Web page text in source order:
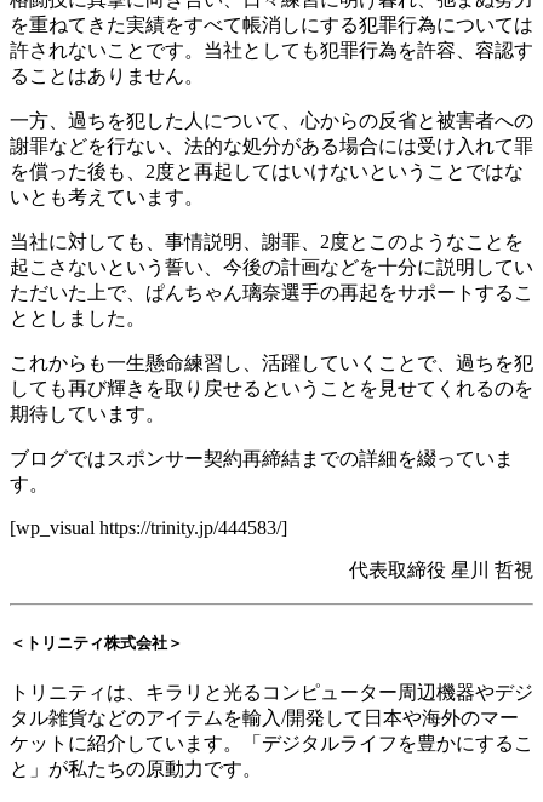
を重ねてきた実績をすべて帳消しにする犯罪行為については
許されないことです。当社としても犯罪行為を許容、容認す
ることはありません。
一方、過ちを犯した人について、心からの反省と被害者への
謝罪などを行ない、法的な処分がある場合には受け入れて罪
を償った後も、2度と再起してはいけないということではな
いとも考えています。
当社に対しても、事情説明、謝罪、2度とこのようなことを
起こさないという誓い、今後の計画などを十分に説明してい
ただいた上で、ぱんちゃん璃奈選手の再起をサポートするこ
ととしました。
これからも一生懸命練習し、活躍していくことで、過ちを犯
しても再び輝きを取り戻せるということを見せてくれるのを
期待しています。
ブログではスポンサー契約再締結までの詳細を綴っていま
す。
[wp_visual https://trinity.jp/444583/]
代表取締役 星川 哲視
＜トリニティ株式会社＞
トリニティは、キラリと光るコンピューター周辺機器やデジ
タル雑貨などのアイテムを輸入/開発して日本や海外のマー
ケットに紹介しています。「デジタルライフを豊かにするこ
と」が私たちの原動力です。